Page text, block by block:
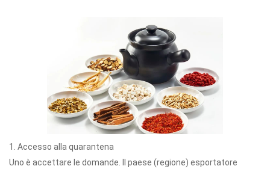
1. Accesso alla quarantena
Uno è accettare le domande. Il paese (regione) esportatore